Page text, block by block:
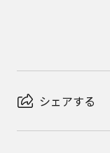
シェアする